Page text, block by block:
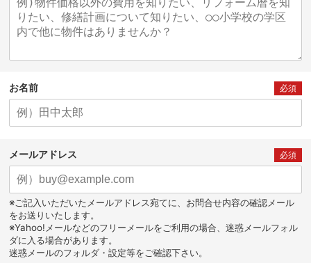
お名前 必須
メールアドレス 必須
※ご記入いただいたメールアドレス宛てに、お問合せ内容の確認メール
をお送りいたします。
※Yahoo!メールなどのフリーメールをご利用の場合、迷惑メールフォル
ダに入る場合があります。
迷惑メールのフォルダ・設定等をご確認下さい。